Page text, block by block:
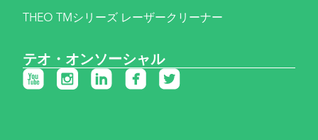
THEO TMシリーズ レーザークリーナー
テオ・オンソーシャル